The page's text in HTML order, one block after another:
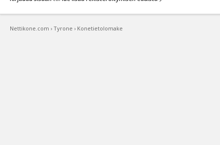
Nettikone.com › Tyrone › Konetietolomake